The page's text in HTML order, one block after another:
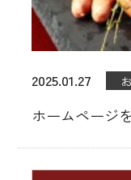
MATOI
MATOIプ
無塩せき
業務用販売
2025.01.27
ホームページ